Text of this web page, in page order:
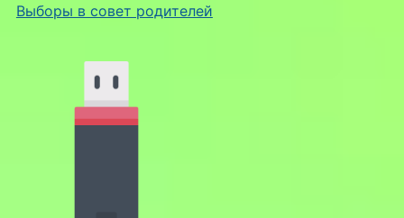
Выборы в совет родителей